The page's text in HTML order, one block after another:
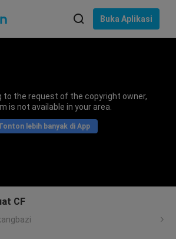
Buka Aplikasi
to the request of the copyright owner,
is not available in your area.
lebih banyak di App
CF